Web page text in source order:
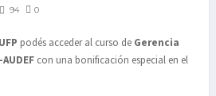
94 0
podés acceder al curso de Gerencia
con una bonificación especial en el